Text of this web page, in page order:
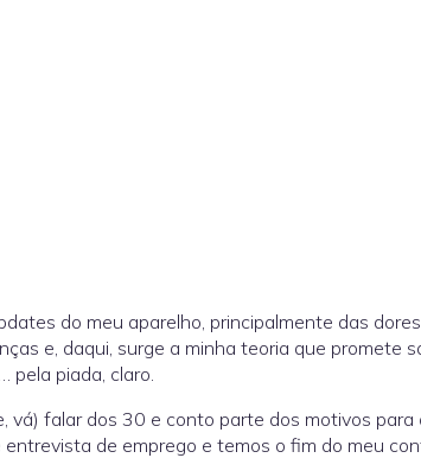
do meu aparelho, principalmente das
e, daqui, surge a minha teoria que promete
pela piada, claro.
falar dos 30 e conto parte dos motivos para
de emprego e temos o fim do meu